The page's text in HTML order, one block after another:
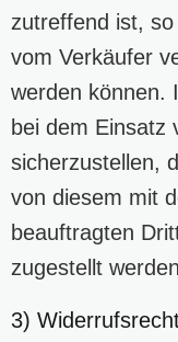
zutreffend ist,
vom Verkäufer
werden können.
bei dem Einsatz
sicherzustellen,
von diesem mit
beauftragten
zugestellt
3)